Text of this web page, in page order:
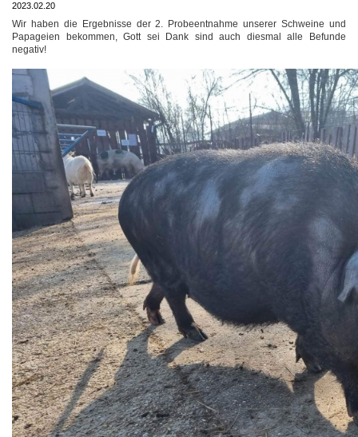
2023.02.20
Wir haben die Ergebnisse der 2. Probeentnahme unserer Schweine und
Papageien bekommen, Gott sei Dank sind auch diesmal alle Befunde
negativ!